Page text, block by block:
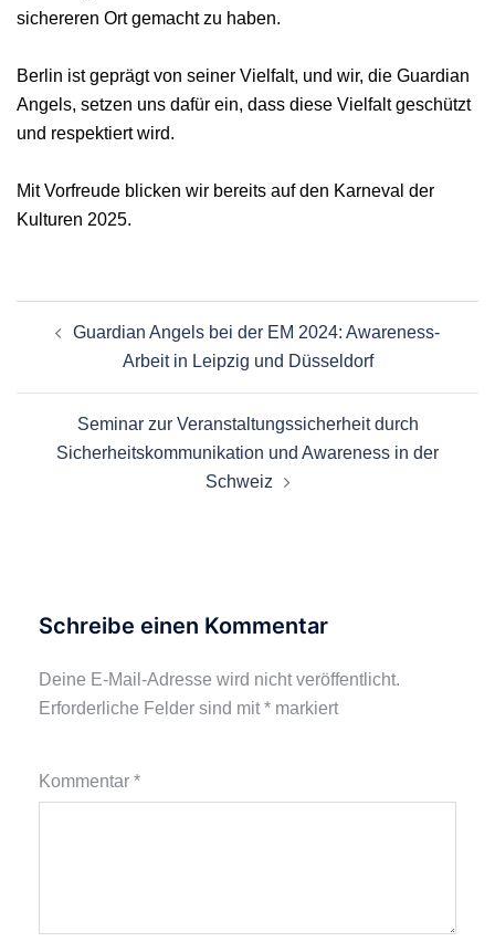
sichereren Ort gemacht zu haben.
Berlin ist geprägt von seiner Vielfalt, und wir, die Guardian
Angels, setzen uns dafür ein, dass diese Vielfalt geschützt
und respektiert wird.
Mit Vorfreude blicken wir bereits auf den Karneval der
Kulturen 2025.
Guardian Angels bei der EM 2024: Awareness-
Arbeit in Leipzig und Düsseldorf
Seminar zur Veranstaltungssicherheit durch
Sicherheitskommunikation und Awareness in der
Schweiz
Schreibe einen Kommentar
Deine E-Mail-Adresse wird nicht veröffentlicht.
Erforderliche Felder sind mit * markiert
Kommentar *